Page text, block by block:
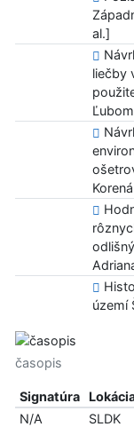
al.]
liečby
území
časopis
Signatúra
N/A
SLDK